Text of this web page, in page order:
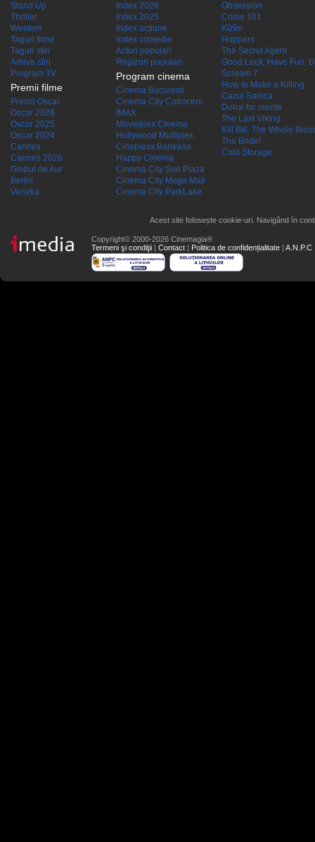
Stand Up
Thriller
Western
Taguri filme
Taguri stiri
Arhiva stiri
Program TV
Premii filme
Premii Oscar
Oscar 2026
Oscar 2025
Oscar 2024
Cannes
Cannes 2026
Globul de Aur
Berlin
Venetia
Index 2026
Index 2025
Index acţiune
Index comedie
Actori populari
Regizori populari
Program cinema
Cinema Bucuresti
Cinema City Cotroceni
IMAX
Movieplex Cinema
Hollywood Multiplex
Cineplexx Baneasa
Happy Cinema
Cinema City Sun Plaza
Cinema City Mega Mall
Cinema City ParkLake
Obsession
Crime 101
Kîzîm
Hoppers
The Secret Agent
Good Luck, Have Fun,
Scream 7
How to Make a Killing
Cazul Samca
Dolce far niente
The Last Viking
Kill Bill: The Whole
The Bride!
Cold Storage
Acest site folosește cookie-uri. Navigând în
Copyright© 2000-2026 Cinemagia®
Termeni şi condiţii | Contact | Politica de confidențialitate | A.N.P.C